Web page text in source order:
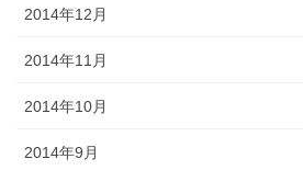
2014年12月
2014年11月
2014年10月
2014年9月